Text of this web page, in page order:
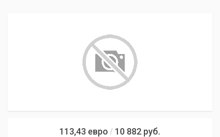
113,43 евро / 10 882 руб.